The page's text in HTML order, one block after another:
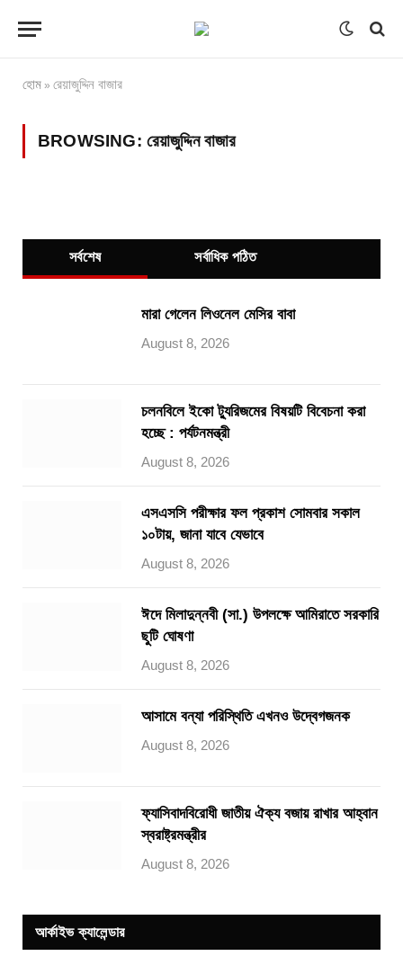
হোম » রেয়াজুদ্দিন বাজার
BROWSING: রেয়াজুদ্দিন বাজার
সর্বশেষ সর্বাধিক পঠিত
মারা গেলেন লিওনেল মেসির বাবা
August 8, 2026
চলনবিলে ইকো ট্যুরিজমের বিষয়টি বিবেচনা করা
হচ্ছে : পর্যটনমন্ত্রী
August 8, 2026
এসএসসি পরীক্ষার ফল প্রকাশ সোমবার সকাল
১০টায়, জানা যাবে যেভাবে
August 8, 2026
ঈদে মিলাদুন্নবী (সা.) উপলক্ষে আমিরাতে সরকারি
ছুটি ঘোষণা
August 8, 2026
আসামে বন্যা পরিস্থিতি এখনও উদ্বেগজনক
August 8, 2026
ফ্যাসিবাদবিরোধী জাতীয় ঐক্য বজায় রাখার আহ্বান
স্বরাষ্ট্রমন্ত্রীর
August 8, 2026
আর্কাইভ ক্যালেন্ডার